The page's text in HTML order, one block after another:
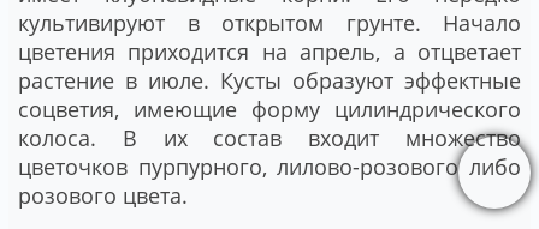
культивируют в открытом грунте. Начало
цветения приходится на апрель, а отцветает
растение в июле. Кусты образуют эффектные
соцветия, имеющие форму цилиндрического
колоса. В их состав входит множество
цветочков пурпурного, лилово-розового либо
розового цвета.